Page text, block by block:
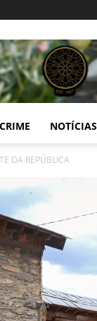
CRIME NOTÍCIAS
DA REPÚBLICA